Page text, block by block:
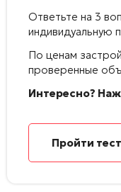
Ответьте на 3
индивидуальную
По ценам
проверенные
Интересно?
Пройти тест